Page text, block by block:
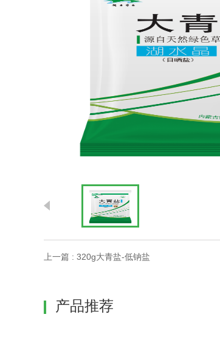
上一篇 : 320g大青盐-低钠盐
产品推荐